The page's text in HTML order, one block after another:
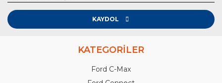
KAYDOL
KATEGORİLER
Ford C-Max